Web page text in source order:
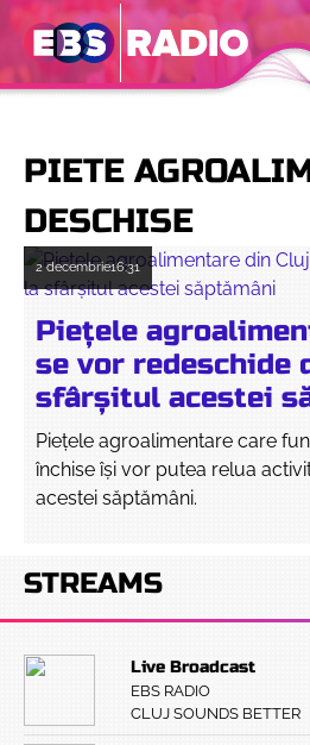
PIETE
DESCHISE
2 decembrie16:31
Piețele
se vor redeschide
sfârșitul acestei
Piețele agroalimentare care
închise își vor putea relua
acestei săptămâni.
STREAMS
Live Broadcast
EBS RADIO
CLUJ SOUNDS BETTER